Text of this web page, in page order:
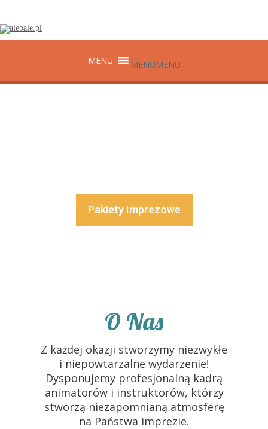
MENUMENU
Pakiety Imprezowe
O Nas
Z każdej okazji stworzymy niezwykłe
i niepowtarzalne wydarzenie!
Dysponujemy profesjonalną kadrą
animatorów i instruktorów, którzy
stworzą niezapomnianą atmosferę
na Państwa imprezie.